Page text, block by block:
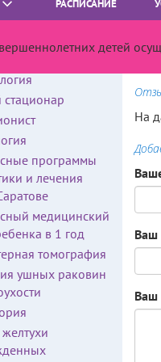
РАСПИСАНИЕ
детей
На
Ваш
Ваш
программы
и лечения
медицинский
в 1 год
томография
ушных раковин